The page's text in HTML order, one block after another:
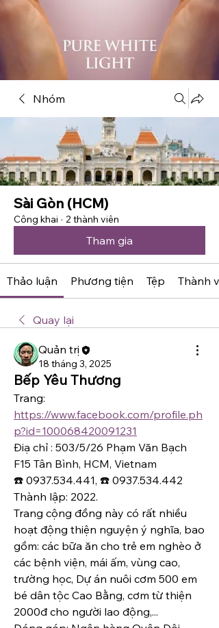
Nhóm
Sài Gòn (HCM)
Công khai · 2 thành viên
Tham gia
Thảo luận Phương tiện Tệp Thành
Quay lại
Quản trị
18 tháng 3, 2025
Bếp Yêu Thương
https://www.facebook.com/profile.ph
p?id=100068420091231
Điạ chỉ : 503/5/26 Phạm Văn Bạch
F15 Tân Bình, HCM, Vietnam
☎️ 0937.534.441, ☎️ 0937.534.442
Thành lập: 2022.
Trang cộng đồng này có rất nhiều
hoạt động thiện nguyện ý nghĩa, bao
gồm: các bữa ăn cho trẻ em nghèo ở
các bệnh viện, mái ấm, vùng cao,
trường học, Dự án nuôi cơm 500 em
bé dân tộc Cao Bằng, cơm từ thiện
2000đ cho người lao động,...